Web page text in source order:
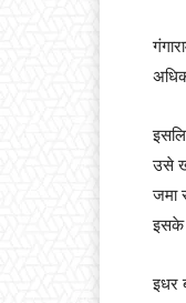
उसे
जमा
इसके
इधर